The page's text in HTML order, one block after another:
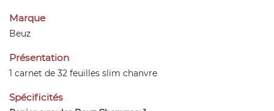
Marque
Beuz
Présentation
1 carnet de 32 feuilles slim chanvre
Spécificités